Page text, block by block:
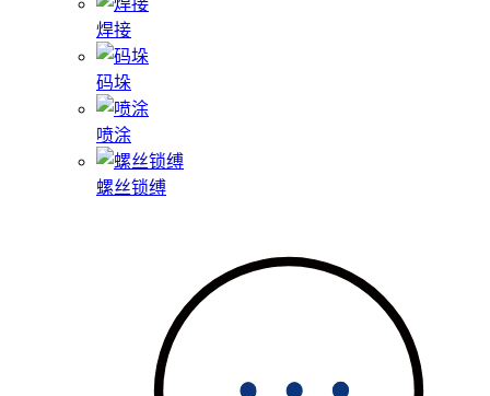
焊接
码垛
喷涂
螺丝锁缚